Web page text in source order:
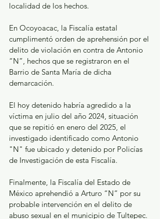
localidad de los hechos.
En Ocoyoacac, la Fiscalía estatal
cumplimentó orden de aprehensión por el
delito de violación en contra de Antonio
“N”, hechos que se registraron en el
Barrio de Santa María de dicha
demarcación.
El hoy detenido habría agredido a la
víctima en julio del año 2024, situación
que se repitió en enero del 2025, el
investigado identificado como Antonio
"N" fue ubicado y detenido por Policías
de Investigación de esta Fiscalía.
Finalmente, la Fiscalía del Estado de
México aprehendió a Arturo “N” por su
probable intervención en el delito de
abuso sexual en el municipio de Tultepec.